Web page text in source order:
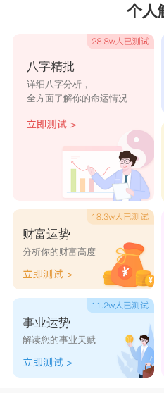
个人
八字精批
详细八字分析，
全方面了解你的命运情况
财富运势
分析你的财富高度
事业运势
解读您的事业天赋